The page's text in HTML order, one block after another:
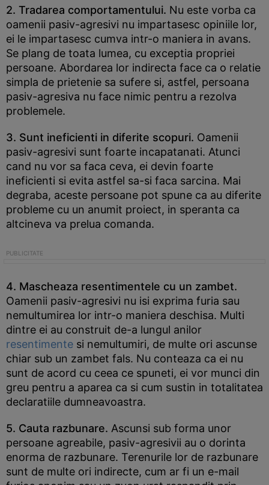
2. Tradarea comportamentului. Nu este vorba ca
oamenii pasiv-agresivi nu impartasesc opiniile lor,
ei le impartasesc cumva intr-o maniera in avans.
Se plang de toata lumea, cu exceptia propriei
persoane. Abordarea lor indirecta face ca o relatie
simpla de prietenie sa sufere si, astfel, persoana
pasiv-agresiva nu face nimic pentru a rezolva
problemele.
3. Sunt ineficienti in diferite scopuri. Oamenii
pasiv-agresivi sunt foarte incapatanati. Atunci
cand nu vor sa faca ceva, ei devin foarte
ineficienti si evita astfel sa-si faca sarcina. Mai
degraba, aceste persoane pot spune ca au diferite
probleme cu un anumit proiect, in speranta ca
altcineva va prelua comanda.
4. Mascheaza resentimentele cu un zambet.
Oamenii pasiv-agresivi nu isi exprima furia sau
nemultumirea lor intr-o maniera deschisa. Multi
dintre ei au construit de-a lungul anilor
resentimente si nemultumiri, de multe ori ascunse
chiar sub un zambet fals. Nu conteaza ca ei nu
sunt de acord cu ceea ce spuneti, ei vor munci din
greu pentru a aparea ca si cum sustin in totalitatea
declaratiile dumneavoastra.
5. Cauta razbunare. Ascunsi sub forma unor
persoane agreabile, pasiv-agresivii au o dorinta
enorma de razbunare. Terenurile lor de razbunare
sunt de multe ori indirecte, cum ar fi un e-mail